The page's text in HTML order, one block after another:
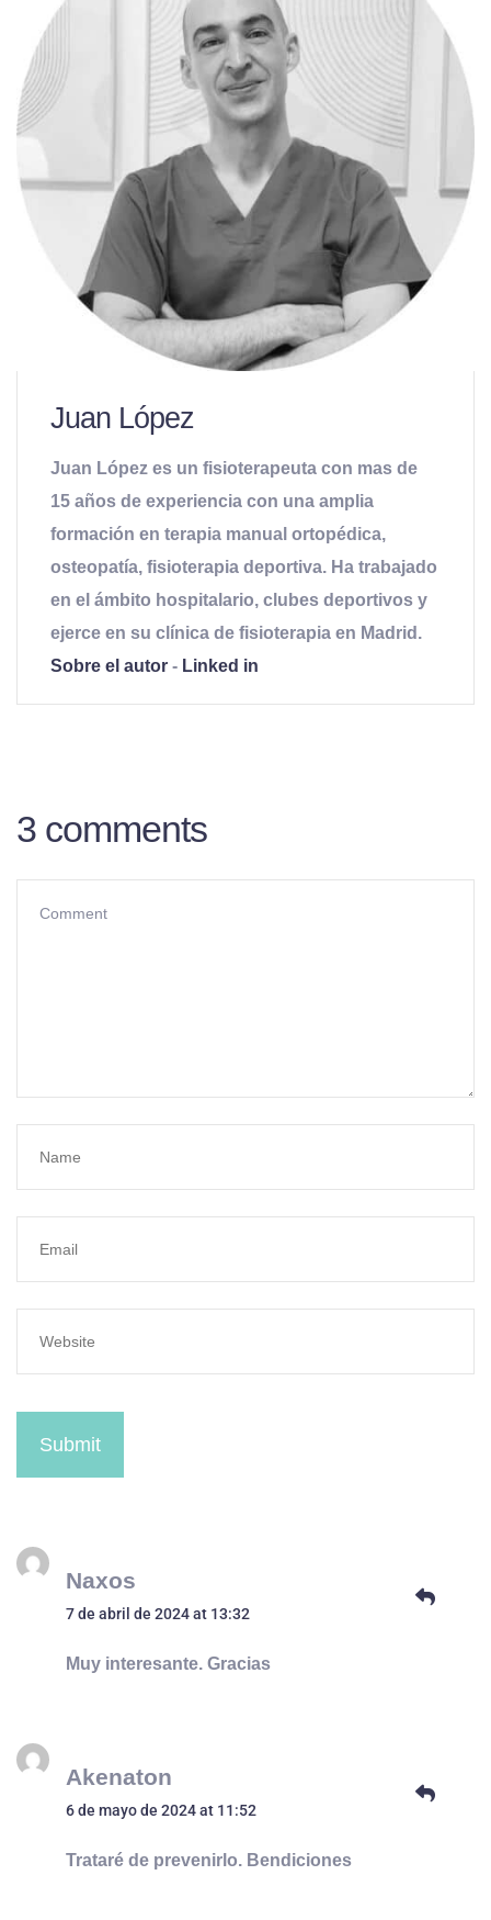
Juan López
Juan López es un fisioterapeuta con mas de
15 años de experiencia con una amplia
formación en terapia manual ortopédica,
osteopatía, fisioterapia deportiva. Ha trabajado
en el ámbito hospitalario, clubes deportivos y
ejerce en su clínica de fisioterapia en Madrid.
Sobre el autor - Linked in
3 comments
Submit
Naxos
7 de abril de 2024 at 13:32
Muy interesante. Gracias
Akenaton
6 de mayo de 2024 at 11:52
Trataré de prevenirlo. Bendiciones